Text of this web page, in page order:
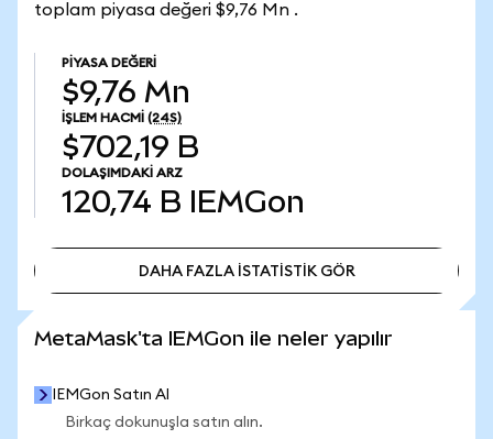
toplam piyasa değeri $9,76 Mn .
PIYASA DEĞERI
$9,76 Mn
İŞLEM HACMI (24S)
$702,19 B
DOLAŞIMDAKI ARZ
120,74 B IEMGon
DAHA FAZLA İSTATİSTİK GÖR
MetaMask'ta IEMGon ile neler yapılır
IEMGon Satın Al
Birkaç dokunuşla satın alın.